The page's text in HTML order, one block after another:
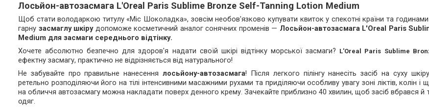
Лосьйон-автозасмага L'Oreal Paris Sublime Bronze Self-Tanning Lotion Medium
Щоб стати володаркою титулу «Міс Шоколадка», зовсім необов'язково купувати квиток у спекотні країни та
гарну засмаглу шкірудопоможе косметичний аналог сонячних променів — Лосьйон-автозасмага L'Oreal Paris
Medium для засмаги середнього відтінку.
Хочете абсолютно безпечно для здоров'я надати своїй шкірі відтінку морської засмаги? L'Oreal Paris Sublime
ефектну засмагу, практично не відрізняється від натурального!
Не забувайте про правильне нанесеннялосьйону-автозасмага! Після легкого пілінгу нанесіть засіб на суху
ретельно розподіляючи його на тілі інтенсивними масажними рухами та приділяючи особливу увагу зоні ліктів, колін
на обличчя автозасмагу можна накладати поверх денного крему. Зачекайте приблизно 40 хвилин, щоб засіб вбрався й
одяг.